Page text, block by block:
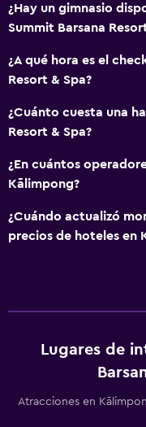
¿Hay un gimnasio
Summit Barsana
¿A qué hora es el
Resort & Spa?
¿Cuánto cuesta una
Resort & Spa?
¿En cuántos
Kālimpong?
¿Cuándo actualizó
precios de hoteles en
Lugares de
Atracciones en